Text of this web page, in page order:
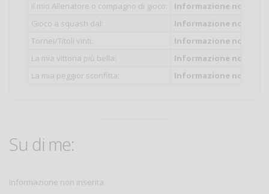
Il mio Allenatore o compagno di gioco:
Informazione non
Gioco a squash dal:
Informazione non
Tornei/Titoli vinti:
Informazione non
La mia vittoria più bella:
Informazione non
La mia peggior sconfitta:
Informazione non
Su di me:
Informazione non inserita